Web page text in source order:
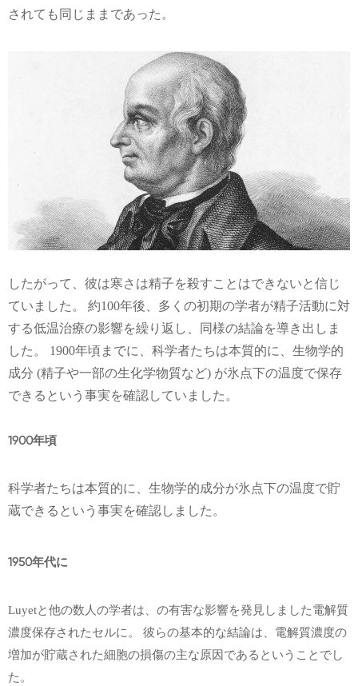
されても同じままであった。
したがって、彼は寒さは精子を殺すことはできないと信じ
ていました。 約100年後、多くの初期の学者が精子活動に対
する低温治療の影響を繰り返し、同様の結論を導き出しま
した。 1900年頃までに、科学者たちは本質的に、生物学的
成分 (精子や一部の生化学物質など) が氷点下の温度で保存
できるという事実を確認していました。
1900年頃
科学者たちは本質的に、生物学的成分が氷点下の温度で貯
蔵できるという事実を確認しました。
1950年代に
Luyetと他の数人の学者は、の有害な影響を発見しました電解質
濃度保存されたセルに。 彼らの基本的な結論は、電解質濃度の
増加が貯蔵された細胞の損傷の主な原因であるということでし
た。